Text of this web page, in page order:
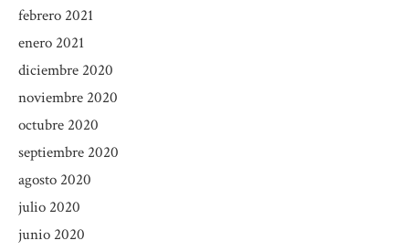
febrero 2021
enero 2021
diciembre 2020
noviembre 2020
octubre 2020
septiembre 2020
agosto 2020
julio 2020
junio 2020